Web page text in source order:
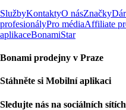
SlužbyKontaktyO násZnačky
profesionályPro médiaAffiliate
aplikaceBonamiStar
Bonami prodejny v Praze
Stáhněte si Mobilní aplikaci
Sledujte nás na sociálních sítích